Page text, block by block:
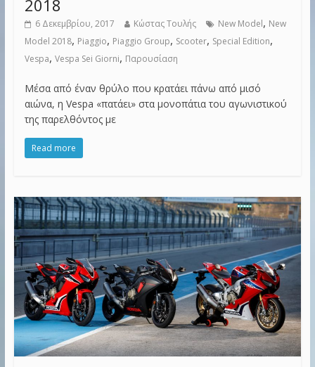
2018
6 Δεκεμβρίου, 2017 Κώστας Τουλής New Model, New
Model 2018, Piaggio, Piaggio Group, Scooter, Special Edition,
Vespa, Vespa Sei Giorni, Παρουσίαση
Μέσα από έναν θρύλο που κρατάει πάνω από μισό
αιώνα, η Vespa «πατάει» στα μονοπάτια του αγωνιστικού
της παρελθόντος με
Read more